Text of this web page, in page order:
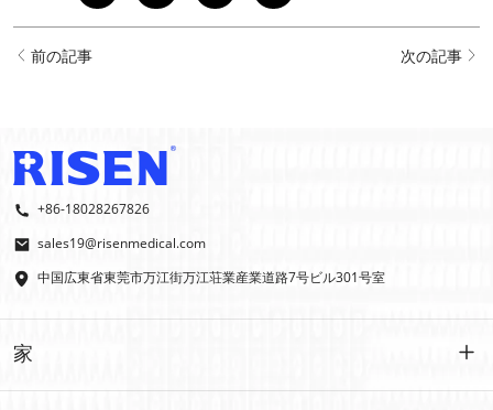
前の記事 次の記事
+86-18028267826
sales19@risenmedical.com
中国広東省東莞市万江街万江荘業産業道路7号ビル301号室
家